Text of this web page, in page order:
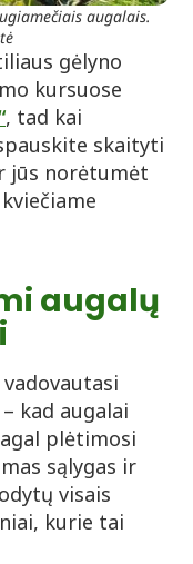
augalais.
gėlyno
kursuose
, tad kai
skaityti
jūs norėtumėt
augalų
kad augalai
plėtimosi
sąlygas ir
visais
kurie tai